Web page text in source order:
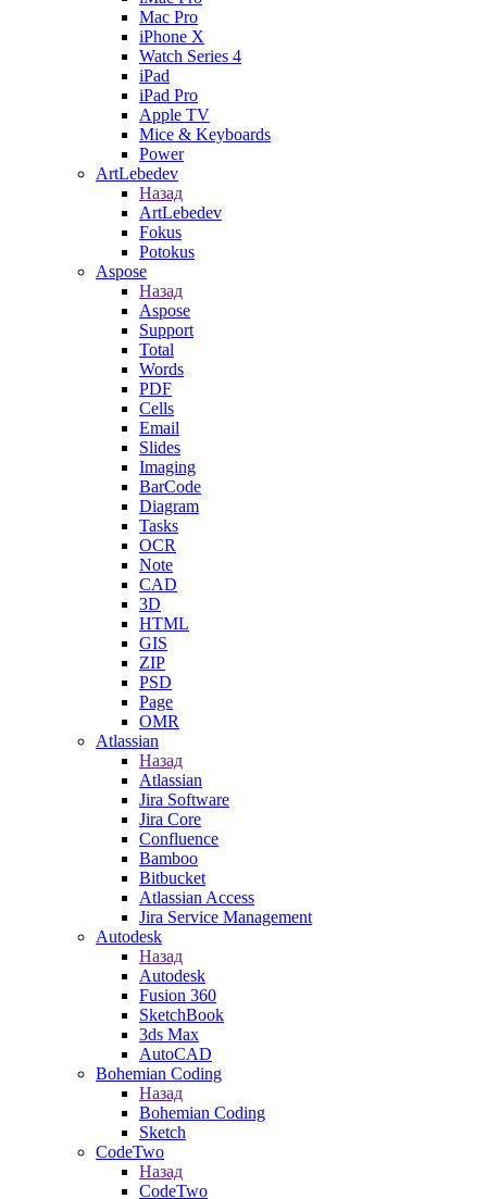
Mac Pro
iPhone X
Watch Series 4
iPad
iPad Pro
Apple TV
Mice & Keyboards
Power
ArtLebedev
Назад
ArtLebedev
Fokus
Potokus
Aspose
Назад
Aspose
Support
Total
Words
PDF
Cells
Email
Slides
Imaging
BarCode
Diagram
Tasks
OCR
Note
CAD
3D
HTML
GIS
ZIP
PSD
Page
OMR
Atlassian
Назад
Atlassian
Jira Software
Jira Core
Confluence
Bamboo
Bitbucket
Atlassian Access
Jira Service Management
Autodesk
Назад
Autodesk
Fusion 360
SketchBook
3ds Max
AutoCAD
Bohemian Coding
Назад
Bohemian Coding
Sketch
CodeTwo
Назад
CodeTwo